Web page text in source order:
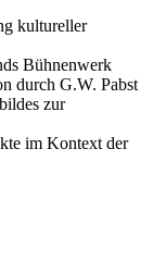
kultureller
Bühnenwerk
durch G.W. Pabst
zur
im Kontext der